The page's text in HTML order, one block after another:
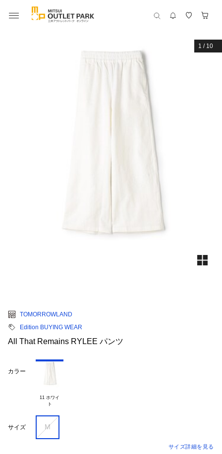
1 / 10
TOMORROWLAND
Edition BUYING WEAR
All That Remains RYLEE パンツ
カラー
11 ホワイ
サイズ M
サイズ詳細を見る